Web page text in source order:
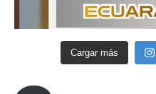
Cargar más